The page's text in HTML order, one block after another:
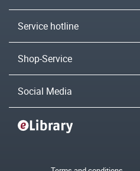
Service hotline
Shop-Service
Social Media